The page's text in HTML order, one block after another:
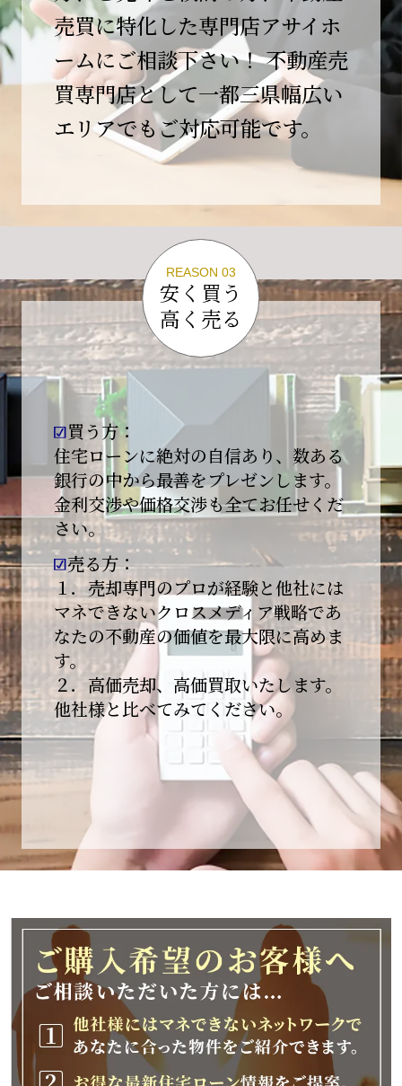
この節目を無事に迎えることができましたの
は、日頃よりご愛顧いただいているお客様、お
力添えをいただいている取引先の皆様、そして
支えてくださったすべての関係者の皆様のおか
げであり、心より深く感謝申し上げます。
10年という年月の中で、多くのご縁と学びをい
ただき、今日の当社があります。
しかしながら、10周年は通過点にすぎません。
る企業へと成長してまいります。
変化の激しい時代だからこそ、初心を忘れず、
挑戦を続け、社会に必要とされる存在であり続
けることをお約束いたします。
今後とも変わらぬご支援、ご指導を賜りますよ
う、何卒よろしくお願い申し上げます。
2026-01-09
【新年あけましておめでとうございます】
本日より始業いたしました。
昨年は多くのご縁とご支援をいただき、心より
感謝申し上げます。
本年も地域に根ざし、誠実な仕事を積み重ねて
参ります。
引き続きどうぞよろしくお願いいたします。
2025-12-20
【年末年始休業のお知らせ】
平素は格別のご愛顧を賜り、誠にありがとうご
下記期間を年末年始休業とさせて頂きます。
2025年12月25日(木)～2026年1月8日(木)
2026年1月9日(金)以降、順次対応させて頂きま
す。
ご不便をおかけいたしますが、何卒ご理解の程
よろしくお願いいたします。
売買に特化した専門店アサイホ
ームにご相談下さい！ 不動産売
買専門店として一都三県幅広い
エリアでもご対応可能です。
REASON 03
安く買う
高く売る
買う方：
住宅ローンに絶対の自信あり、数ある
銀行の中から最善をプレゼンします。
金利交渉や価格交渉も全てお任せくだ
さい。
売る方：
１．売却専門のプロが経験と他社には
マネできないクロスメディア戦略であ
なたの不動産の価値を最大限に高めま
す。
２．高価売却、高価買取いたします。
他社様と比べてみてください。